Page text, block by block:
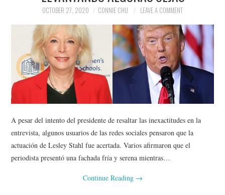
OCTOBER 27, 2020 CONNIE CHU LEAVE A COMMENT
A pesar del intento del presidente de resaltar las inexactitudes en la
entrevista, algunos usuarios de las redes sociales pensaron que la
actuación de Lesley Stahl fue acertada. Varios afirmaron que el
periodista presentó una fachada fría y serena mientras…
Continue Reading →